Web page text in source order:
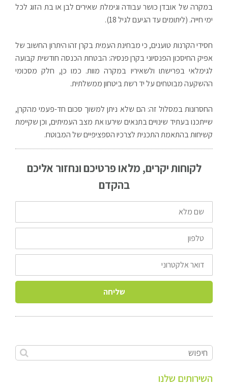
במקרה של אובדן כושר עבודה וגימלת שאירים לבן או בת הזוג לכל
ימי חייה. (ליתומים עד הגיעם לגיל 18).
חסידי הקרנות טוענים, כי מבחינת העמית בקרן זהו היתרון החשוב של
אפיק החיסכון הפנסיוני בקרן פנסיה: הבטחת הכנסה חודשית קבועה
לגימלאי בפרישתו ולשאיריו במקרה מוות. כמו כן, חלק מסכומי
ההשקעה מבוטחים על יד רשת ביטחון ממשלתית.
החסרונות במסלול זה: הם שלא ניתן למשוך סכום חד-פעמי מהקרן,
שייתכנו בעתיד שינויים בתנאים שירעו את מצב העמיתים, וכן שקיימת
קשיחות בהתאמת התכנית לצרכיו הספציפיים של המבוטח.
לקוחות יקרים, מלאו פרטיכם ונחזור אליכם
בהקדם
שם
מלא
טלפון
דואר
אלקטרוני
שליחה
השירותים שלנו